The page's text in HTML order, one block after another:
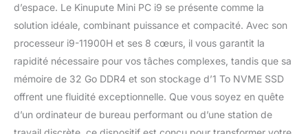
d’espace. Le Kinupute Mini PC i9 se présente comme la
solution idéale, combinant puissance et compacité. Avec son
processeur i9-11900H et ses 8 cœurs, il vous garantit la
rapidité nécessaire pour vos tâches complexes, tandis que sa
mémoire de 32 Go DDR4 et son stockage d’1 To NVME SSD
offrent une fluidité exceptionnelle. Que vous soyez en quête
d’un ordinateur de bureau performant ou d’une station de